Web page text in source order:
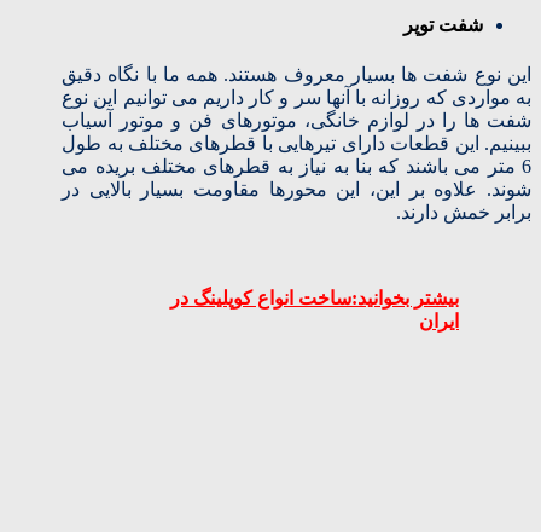
شفت توپر
این نوع شفت ها بسیار معروف هستند. همه ما با نگاه دقیق
به مواردی که روزانه با آنها سر و کار داریم می توانیم این نوع
شفت ها را در لوازم خانگی، موتورهای فن و موتور آسیاب
ببینیم. این قطعات دارای تیرهایی با قطرهای مختلف به طول
6 متر می باشند که بنا به نیاز به قطرهای مختلف بریده می
شوند. علاوه بر این، این محورها مقاومت بسیار بالایی در
برابر خمش دارند.
بیشتر بخوانید:ساخت انواع کوپلینگ در
ایران